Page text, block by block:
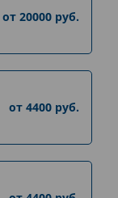
от 20000 руб.
от 4400 руб.